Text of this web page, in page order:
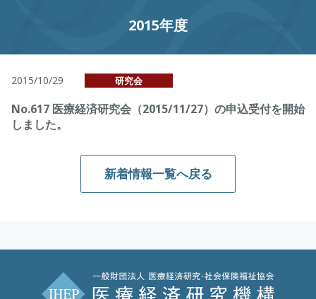
2015年度
2015/10/29 研究会
No.617 医療経済研究会（2015/11/27）の申込受付を開始
しました。
新着情報一覧へ戻る